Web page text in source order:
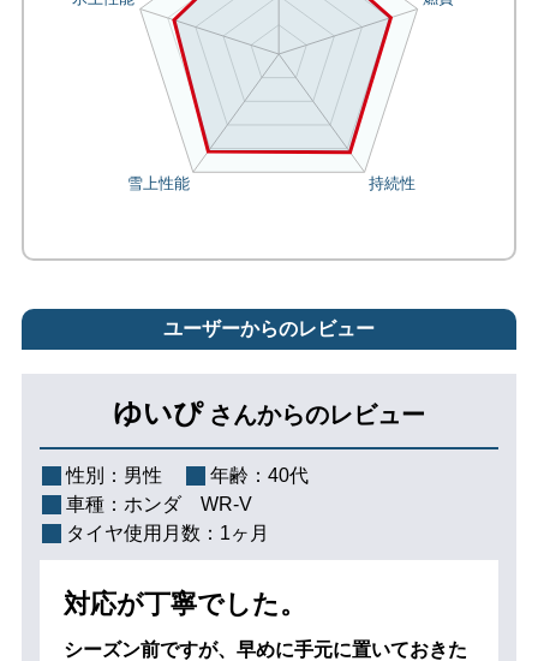
ユーザーからのレビュー
ゆいぴ さんからのレビュー
性別： 男性 年齢： 40代
車種： ホンダ WR-V
タイヤ使用月数： 1ヶ月
対応が丁寧でした。
シーズン前ですが、早めに手元に置いておきた